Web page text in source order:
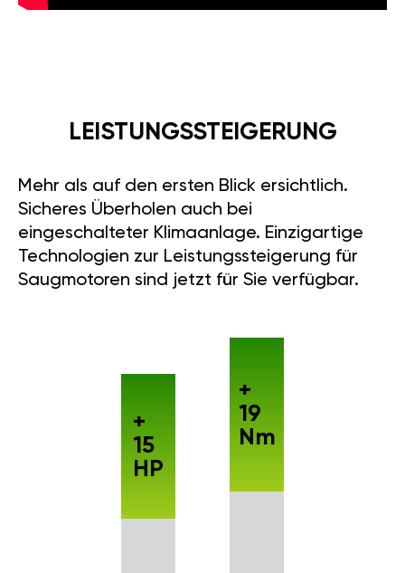
LEISTUNGSSTEIGERUNG
Mehr als auf den ersten Blick ersichtlich.
Sicheres Überholen auch bei
eingeschalteter Klimaanlage. Einzigartige
Technologien zur Leistungssteigerung für
Saugmotoren sind jetzt für Sie verfügbar.
+
15
HP
+
19
Nm